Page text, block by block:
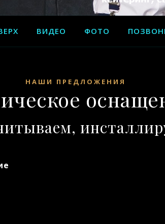
ВИДЕО ФОТО
НАШИ ПРЕДЛОЖЕНИЯ